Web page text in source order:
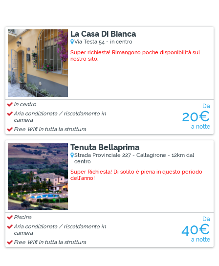
La Casa Di Bianca
Via Testa 54 - in centro
Super richiesta! Rimangono poche disponibilità sul
nostro sito.
Da
20€
a notte
In centro
Aria condizionata / riscaldamento in
camera
Free Wifi in tutta la struttura
Tenuta Bellaprima
Strada Provinciale 227 - Caltagirone - 12km dal
centro
Super Richiesta! Di solito è piena in questo periodo
dell'anno!
Da
40€
a notte
Piscina
Aria condizionata / riscaldamento in
camera
Free Wifi in tutta la struttura